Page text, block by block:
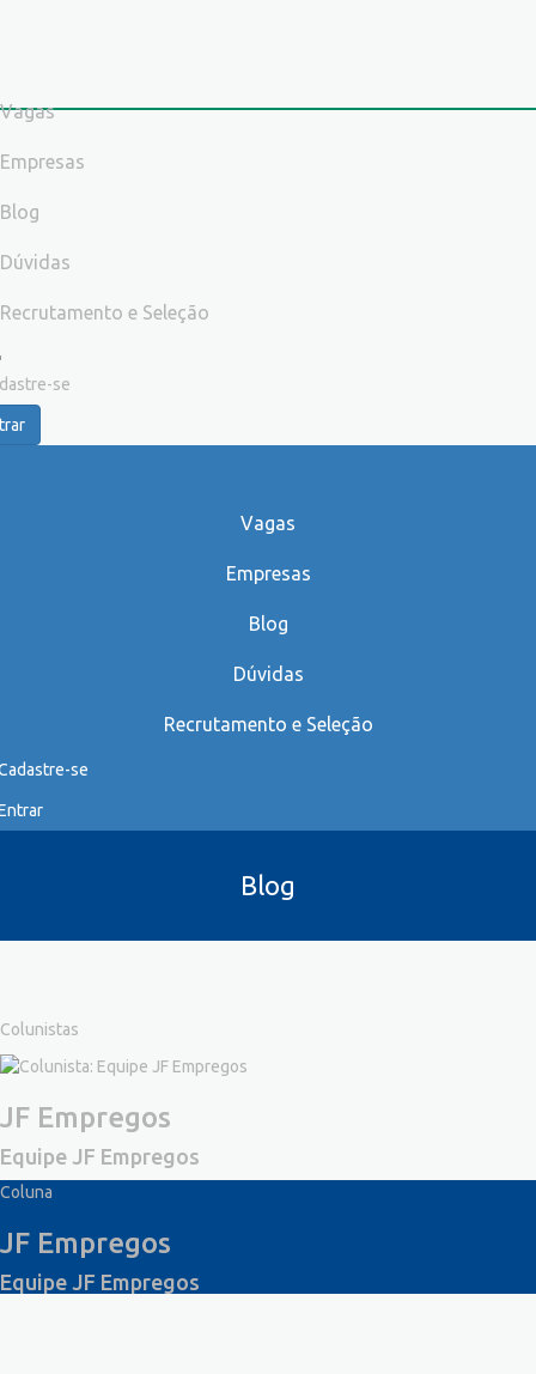
Vagas
Empresas
Blog
Dúvidas
Recrutamento e Seleção
se
Vagas
Empresas
Blog
Dúvidas
Recrutamento e Seleção
se
Blog
Colunistas
JF Empregos
Equipe JF Empregos
Coluna
JF Empregos
Equipe JF Empregos